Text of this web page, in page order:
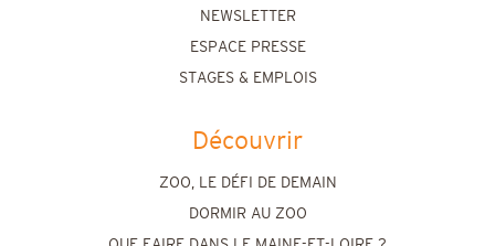
NEWSLETTER
ESPACE PRESSE
STAGES & EMPLOIS
Découvrir
ZOO, LE DÉFI DE DEMAIN
DORMIR AU ZOO